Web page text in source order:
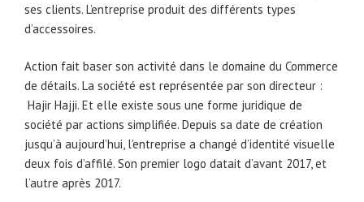
ses clients. L’entreprise produit des différents types
d’accessoires.
Action fait baser son activité dans le domaine du Commerce
de détails. La société est représentée par son directeur :
Hajir Hajji. Et elle existe sous une forme juridique de
société par actions simplifiée. Depuis sa date de création
jusqu’à aujourd’hui, l’entreprise a changé d’identité visuelle
deux fois d’affilé. Son premier logo datait d’avant 2017, et
l’autre après 2017.